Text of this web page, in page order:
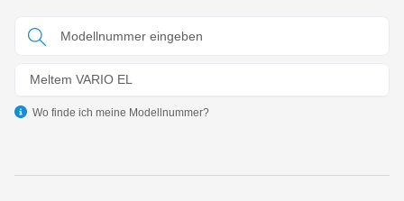
Meltem VARIO EL
Wo finde ich meine Modellnummer?